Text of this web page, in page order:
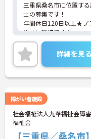
三重県桑名市に位置す
士の募集です！
年間休日120日以上★プ
やすい環境です♪
ご興味ある方には、面
詳細をお話しいたします
い。
詳細を見る
障がい者施設
社会福祉法人九華福祉会障
福祉会
【三重県／桑名